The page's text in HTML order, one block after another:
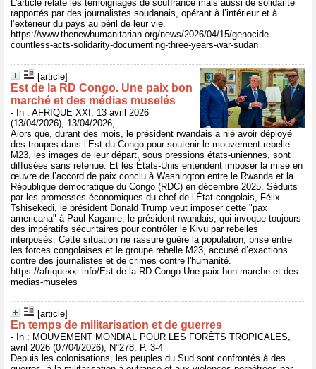
L'article relate les témoignages de souffrance mais aussi de solidarité
rapportés par des journalistes soudanais, opérant à l’intérieur et à
l’extérieur du pays au péril de leur vie.
https://www.thenewhumanitarian.org/news/2026/04/15/genocide-
countless-acts-solidarity-documenting-three-years-war-sudan
[article]
Est de la RD Congo. Une paix bon
marché et des médias muselés
- In : AFRIQUE XXI, 13 avril 2026
(13/04/2026), 13/04/2026,
Alors que, durant des mois, le président rwandais a nié avoir déployé
des troupes dans l’Est du Congo pour soutenir le mouvement rebelle
M23, les images de leur départ, sous pressions états-uniennes, sont
diffusées sans retenue. Et les États-Unis entendent imposer la mise en
œuvre de l’accord de paix conclu à Washington entre le Rwanda et la
République démocratique du Congo (RDC) en décembre 2025. Séduits
par les promesses économiques du chef de l’État congolais, Félix
Tshisekedi, le président Donald Trump veut imposer cette "pax
americana" à Paul Kagame, le président rwandais, qui invoque toujours
des impératifs sécuritaires pour contrôler le Kivu par rebelles
interposés. Cette situation ne rassure guère la population, prise entre
les forces congolaises et le groupe rebelle M23, accusé d’exactions
contre des journalistes et de crimes contre l'humanité.
https://afriquexxi.info/Est-de-la-RD-Congo-Une-paix-bon-marche-et-des-
medias-museles
[article]
En temps de militarisation et de guerres
- In : MOUVEMENT MONDIAL POUR LES FORÊTS TROPICALES,
avril 2026 (07/04/2026), N°278, P. 3-4
Depuis les colonisations, les peuples du Sud sont confrontés à des